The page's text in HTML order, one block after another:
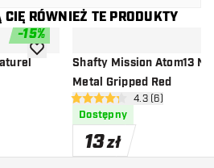
RÓWNIEŻ TE PRODUKTY
-15%
dodaj do listy życzeń
Shafty Mission Atom13
Metal Gripped Red
otwórz panel
4.3 gwiazdki oceny
4.3 (6)
Dostępny
13zł